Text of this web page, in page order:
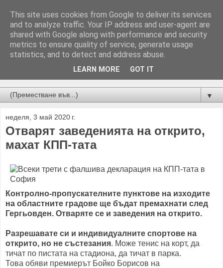
Новини от Бургас, страната и света!
▼
неделя, 3 май 2020 г.
Отварят заведенията на открито,
махат КПП-тата
Контролно-пропускателните пунктове на изходите
на областните градове ще бъдат премахнати след
Гергьовден. Отваряте се и заведения на открито.
Разрешавате си и индивидуалните спортове на
открито, но не състезания. Може тенис на корт, да
тичат по пистата на стадиона, да тичат в парка.
Това обяви премиерът Бойко Борисов на
This site uses cookies from Google to deliver its services
and to analyze traffic. Your IP address and user-agent are
shared with Google along with performance and security
metrics to ensure quality of service, generate usage
statistics, and to detect and address abuse.
LEARN MORE GOT IT